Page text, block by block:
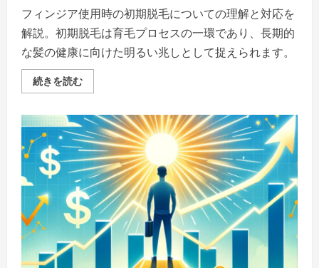
詳
細
を
ご
覧
く
だ
さ
い
フィンジア使用時の初期脱毛についての理解と対応を
解説。初期脱毛は育毛プロセスの一環であり、長期的
な髪の健康に向けた明るい兆しとして捉えられます。
続きを読むフ
ィ
ア
初
期
脱
毛
に
不
安
を
感
じ
る、
実
際
に